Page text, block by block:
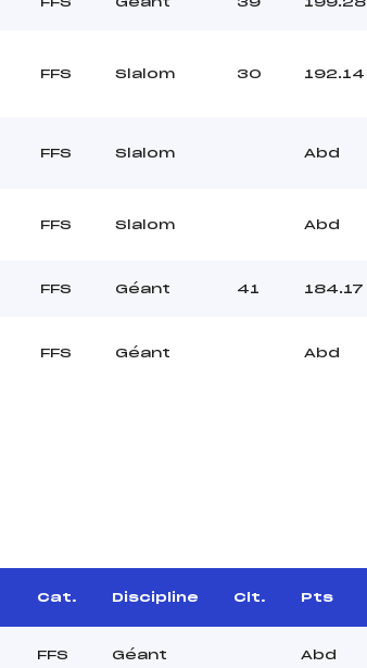
FFS Slalom 30 192.14
FFS Slalom Abd
FFS Slalom Abd
FFS Géant 41 184.17
FFS Géant Abd
Cat. Discipline Clt. Pts
FFS Géant Abd